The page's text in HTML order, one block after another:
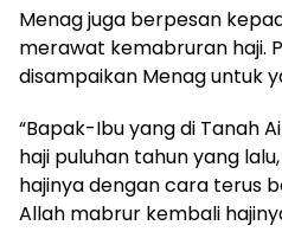
Menag juga berpesan
merawat kemabruran haji.
disampaikan Menag untuk
“Bapak-Ibu yang di Tanah
haji puluhan tahun yang
hajinya dengan cara terus
Allah mabrur kembali